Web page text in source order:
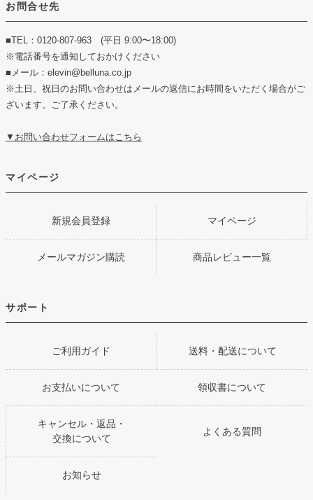
お問合せ先
■TEL：0120-807-963 (平日 9:00〜18:00)
※電話番号を通知しておかけください
■メール：elevin@belluna.co.jp
※土日、祝日のお問い合わせはメールの返信にお時間をいただく場合がご
ざいます。ご了承ください。
▼お問い合わせフォームはこちら
マイページ
新規会員登録 マイページ
メールマガジン購読 商品レビュー一覧
サポート
ご利用ガイド 送料・配送について
お支払いについて 領収書について
キャンセル・返品・
交換について
よくある質問
お知らせ